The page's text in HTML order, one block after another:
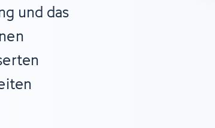
und das